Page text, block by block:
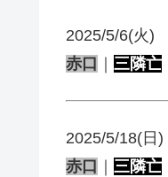
2025/5/6(火)
赤口
三隣亡
2025/5/18(日)
赤口
三隣亡